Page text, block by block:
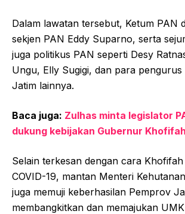
Dalam lawatan tersebut, Ketum PAN
sekjen PAN Eddy Suparno, serta
juga politikus PAN seperti Desy
Ungu, Elly Sugigi, dan para pengurus
Jatim lainnya.
Baca juga: Zulhas minta legislator
dukung kebijakan Gubernur Khofifah
Selain terkesan dengan cara
COVID-19, mantan Menteri
juga memuji keberhasilan Pemprov
membangkitkan dan memajukan